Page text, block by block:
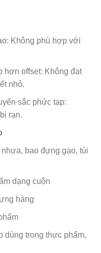
Không phù hợp với
hơn offset: Không đạt
nhỏ.
sắc phức tạp:
rạn.
bao đựng gạo, túi
dạng cuộn
hàng
dùng trong thực phẩm,